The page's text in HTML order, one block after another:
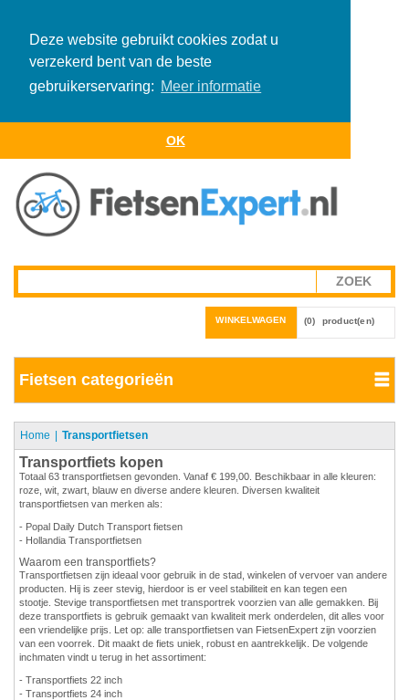
Deze website gebruikt cookies zodat u
verzekerd bent van de beste
gebruikerservaring: Meer informatie
OK
WINKELWAGEN (0) product(en)
Fietsen categorieën
Home Transportfietsen
Transportfiets kopen
Totaal 63 transportfietsen gevonden. Vanaf € 199,00. Beschikbaar in alle kleuren:
roze, wit, zwart, blauw en diverse andere kleuren. Diversen kwaliteit
transportfietsen van merken als:
- Popal Daily Dutch Transport fietsen
- Hollandia Transportfietsen
Waarom een transportfiets?
Transportfietsen zijn ideaal voor gebruik in de stad, winkelen of vervoer van andere
producten. Hij is zeer stevig, hierdoor is er veel stabiliteit en kan tegen een
stootje. Stevige transportfietsen met transportrek voorzien van alle gemakken. Bij
deze transportfiets is gebruik gemaakt van kwaliteit merk onderdelen, dit alles voor
een vriendelijke prijs. Let op: alle transportfietsen van FietsenExpert zijn voorzien
van een voorrek. Dit maakt de fiets uniek, robust en aantrekkelijk. De volgende
inchmaten vindt u terug in het assortiment:
- Transportfiets 22 inch
- Transportfiets 24 inch